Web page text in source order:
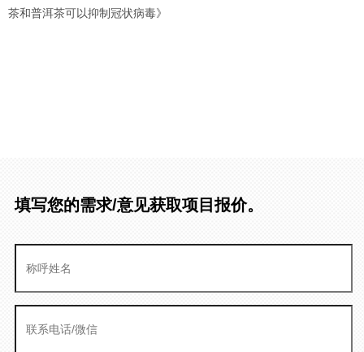
茶和普洱茶可以抑制冠状病毒》
填写您的需求/意见获取项目报价。